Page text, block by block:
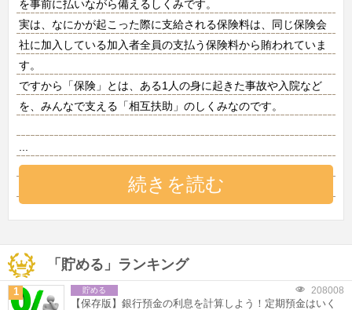
を事前に払いながら備えるしくみです。
実は、なにかが起こった際に支給される保険料は、同じ保険会
社に加入している加入者全員の支払う保険料から賄われていま
す。
ですから「保険」とは、ある1人の身に起きた事故や入院など
を、みんなで支える「相互扶助」のしくみなのです。
続きを読む
「貯める」ランキング
1 貯める 208008
【保存版】銀行預金の利息を計算しよう！定期預金はいく